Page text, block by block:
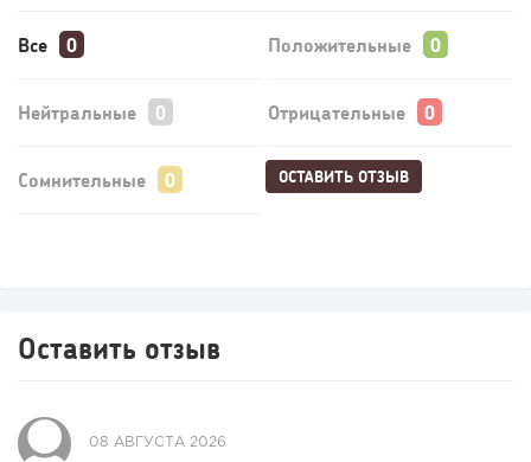
Все Положительные
Нейтральные Отрицательные
Сомнительные ОСТАВИТЬ ОТЗЫВ
Оставить отзыв
08 АВГУСТА 2026